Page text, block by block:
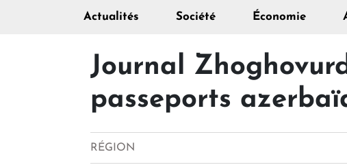
Actualités Société Économie
Journal
passeports
RÉGION